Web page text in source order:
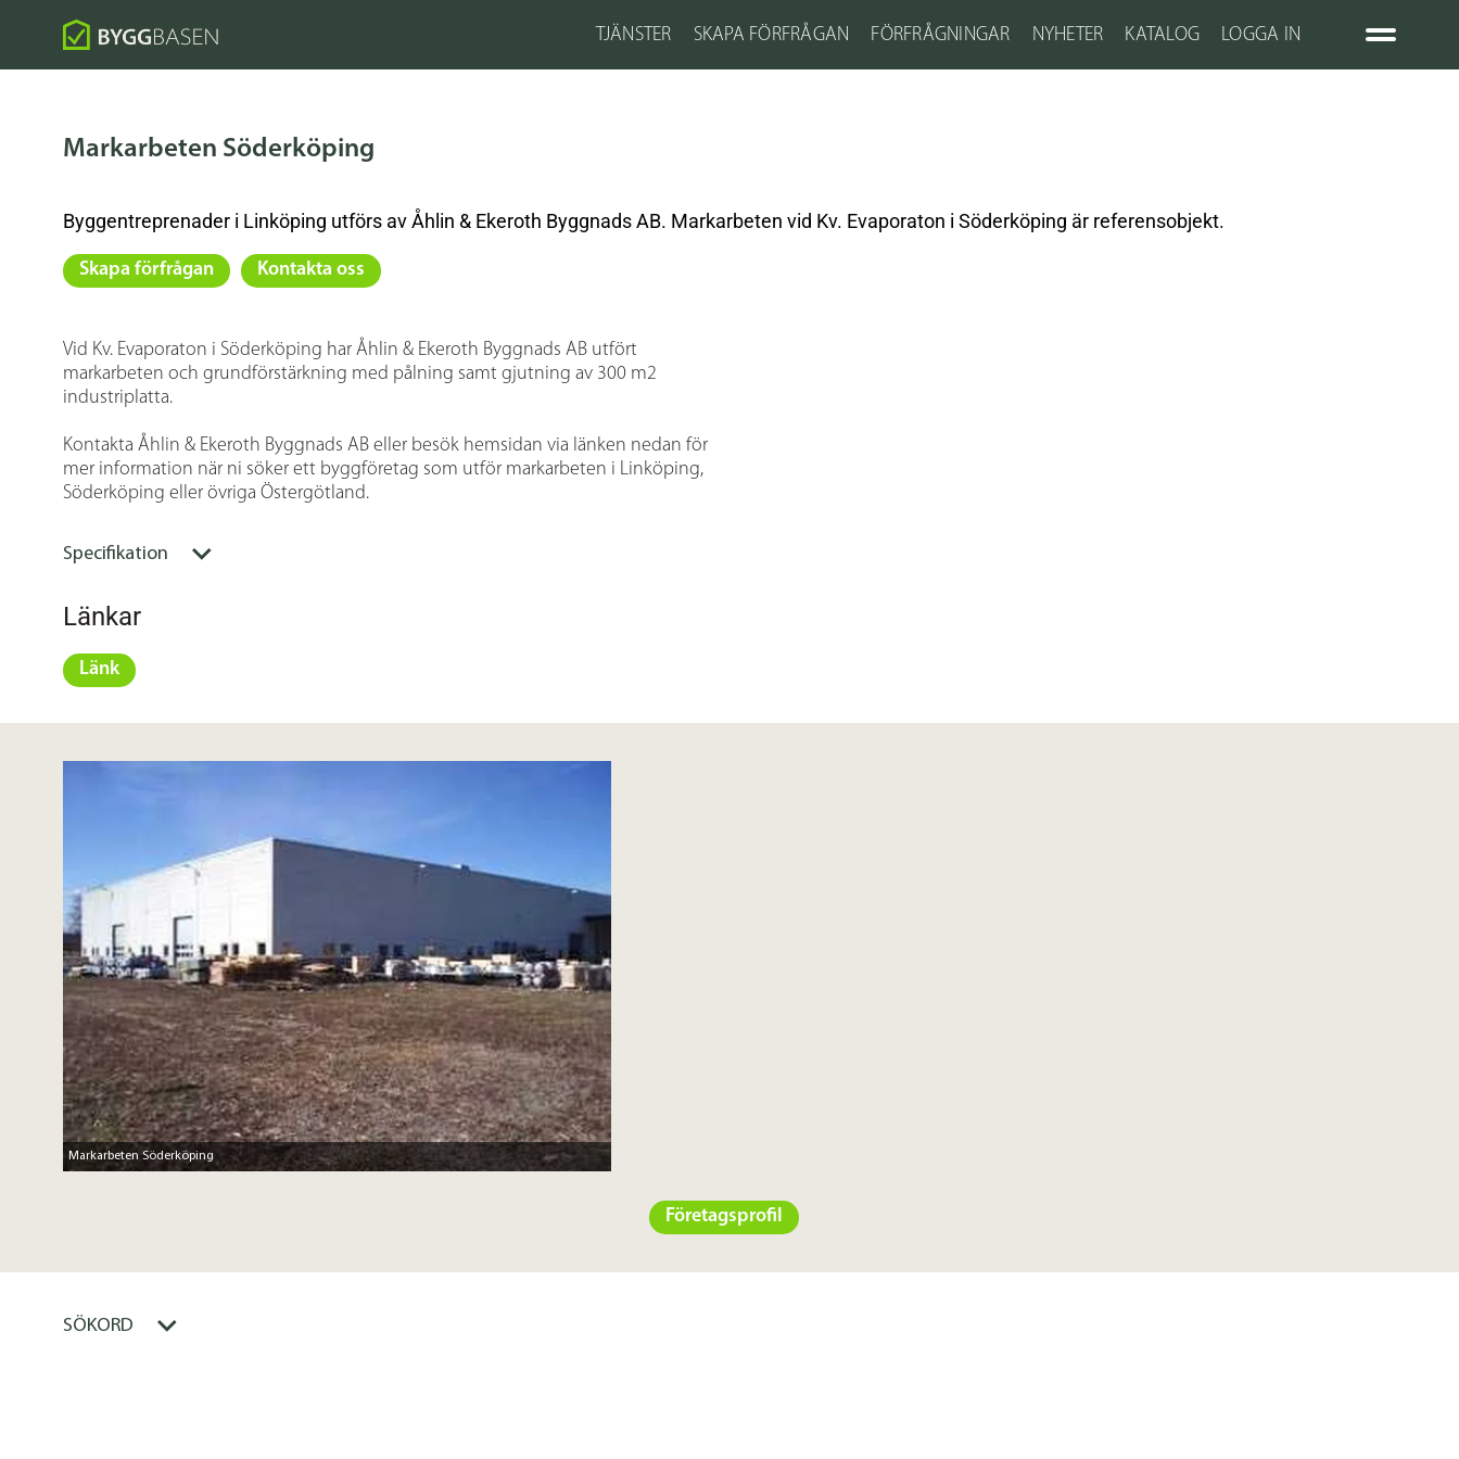
TJÄNSTER SKAPA FÖRFRÅGAN FÖRFRÅGNINGAR NYHETER KATALOG LOGGA IN
Markarbeten Söderköping
Byggentreprenader i Linköping utförs av Åhlin & Ekeroth Byggnads AB. Markarbeten vid Kv. Evaporaton i Söderköping är referensobjekt.
Skapa förfrågan Kontakta oss
Vid Kv. Evaporaton i Söderköping har Åhlin & Ekeroth Byggnads AB utfört
markarbeten och grundförstärkning med pålning samt gjutning av 300 m2
industriplatta.
Kontakta Åhlin & Ekeroth Byggnads AB eller besök hemsidan via länken nedan för
mer information när ni söker ett byggföretag som utför markarbeten i Linköping,
Söderköping eller övriga Östergötland.
Specifikation
Länkar
Länk
Markarbeten Söderköping
Företagsprofil
SÖKORD